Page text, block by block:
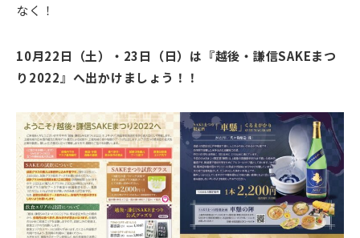
なく！
10月22日（土）・23日（日）は『越後・謙信SAKEまつ
り2022』へ出かけましょう！！